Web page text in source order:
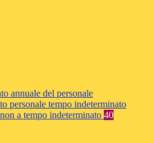
annuale del personale
personale tempo indeterminato
a tempo indeterminato 40